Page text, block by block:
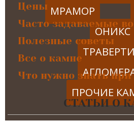
МРАМОР
ОНИКС
ПРОЧИЕ
Цены
Часто задаваемые
Полезные советы
Все о камне
Что нужно знать
СТАТЬИ О